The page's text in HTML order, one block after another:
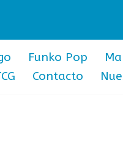
Funko Pop
Contacto